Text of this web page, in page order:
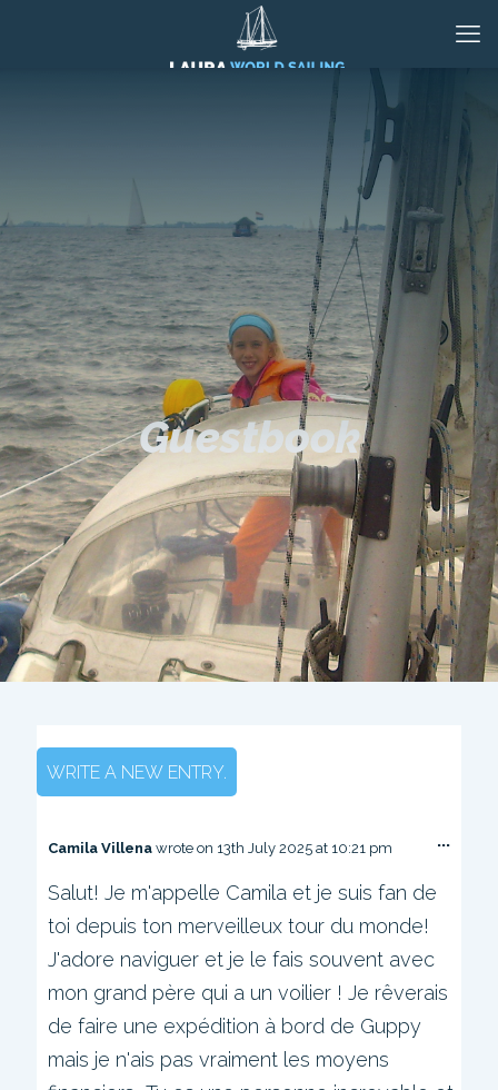
Guestbook
Camila Villena wrote on 13th July 2025 at 10:21 pm
Salut! Je m'appelle Camila et je suis fan de
toi depuis ton merveilleux tour du monde!
J'adore naviguer et je le fais souvent avec
mon grand père qui a un voilier ! Je rêverais
de faire une expédition à bord de Guppy
mais je n'ais pas vraiment les moyens
...
T
h
e